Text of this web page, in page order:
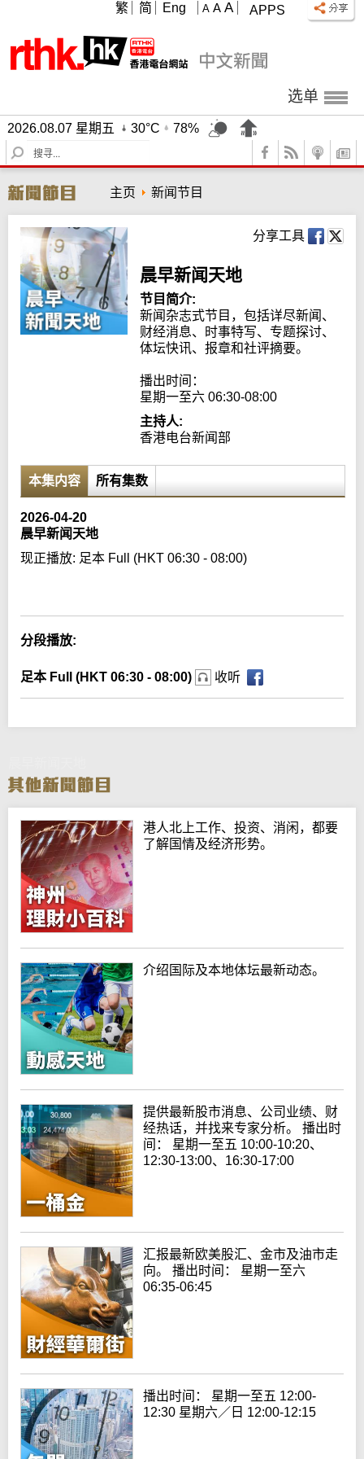
APPS
A A A
繁 简 Eng
选单
2026.08.07 星期五 30°C
78%
S
e
r
c
h
主页 新闻节目
分享工具
晨早新闻天地
节目简介:
新闻杂志式节目，包括详尽新闻、
财经消息、时事特写、专题探讨、
体坛快讯、报章和社评摘要。
播出时间：
星期一至六 06:30-08:00
主持人:
香港电台新闻部
本集内容 所有集数
2026-04-20
晨早新闻天地
现正播放: 足本 Full (HKT 06:30 - 08:00)
分段播放:
足本 Full (HKT 06:30 - 08:00) 收听
港人北上工作、投资、消闲，都要
了解国情及经济形势。
介绍国际及本地体坛最新动态。
提供最新股市消息、公司业绩、财
经热话，并找来专家分析。 播出时
间： 星期一至五 10:00-10:20、
12:30-13:00、16:30-17:00
汇报最新欧美股汇、金市及油市走
向。 播出时间： 星期一至六
06:35-06:45
播出时间： 星期一至五 12:00-
12:30 星期六／日 12:00-12:15